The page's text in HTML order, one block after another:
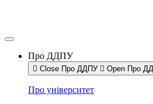
Про ДДПУ
Close Про ДДПУ Open Про
Про університет